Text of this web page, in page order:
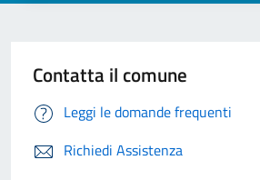
Contatta il comune
Leggi le domande frequenti
Richiedi Assistenza